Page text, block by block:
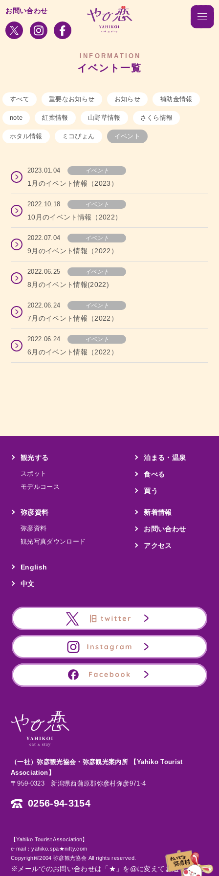
お問い合わせ
INFORMATION
イベント一覧
すべて 重要なお知らせ お知らせ 補助金情報
note 紅葉情報 山野草情報 さくら情報
ホタル情報 ミコぴょん イベント
2023.01.04 イベント
1月のイベント情報（2023）
2022.10.18 イベント
10月のイベント情報（2022）
2022.07.04 イベント
9月のイベント情報（2022）
2022.06.25 イベント
8月のイベント情報(2022)
2022.06.24 イベント
7月のイベント情報（2022）
2022.06.24 イベント
6月のイベント情報（2022）
観光する
スポット
モデルコース
泊まる・温泉
食べる
買う
弥彦資料
弥彦資料
観光写真ダウンロード
新着情報
お問い合わせ
アクセス
English
中文
（一社）弥彦観光協会・弥彦観光案内所 【Yahiko Tourist
Association】
〒959-0323 新潟県西蒲原郡弥彦村弥彦971-4
0256-94-3154
【Yahiko Tourist Association】
e-mail：yahiko.spa★nifty.com
Copyright©2004 弥彦観光協会 All rights reserved.
※メールでのお問い合わせは「★」を@に変えてお送りくださ